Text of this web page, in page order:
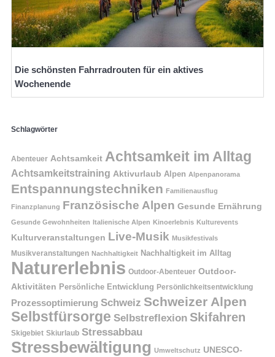
Die schönsten Fahrradrouten für ein aktives
Wochenende
Schlagwörter
Abenteuer Achtsamkeit Achtsamkeit im Alltag
Achtsamkeitstraining Aktivurlaub Alpen Alpenpanorama
Entspannungstechniken Familienausflug
Finanzplanung Französische Alpen Gesunde Ernährung
Gesunde Gewohnheiten Italienische Alpen Kinoerlebnis Kulturevents
Kulturveranstaltungen Live-Musik Musikfestivals
Musikveranstaltungen Nachhaltigkeit Nachhaltigkeit im Alltag
Naturerlebnis Outdoor-Abenteuer Outdoor-
Aktivitäten Persönliche Entwicklung Persönlichkeitsentwicklung
Prozessoptimierung Schweiz Schweizer Alpen
Selbstfürsorge Selbstreflexion Skifahren
Skigebiet Skiurlaub Stressabbau
Stressbewältigung Umweltschutz UNESCO-